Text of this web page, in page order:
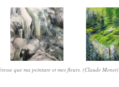
que ma peinture et mes fleurs. (Claude Monet)